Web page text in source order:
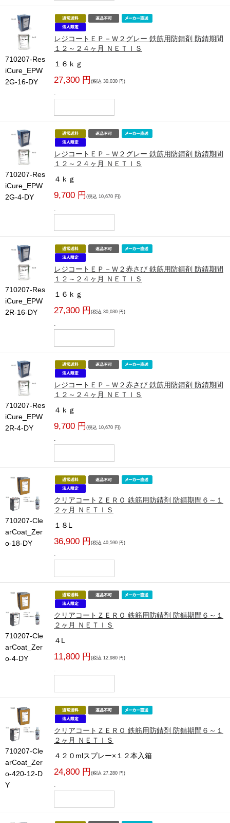
710207-Res
iCure_EPW
2G-16-DY
レジコートＥＰ－Ｗ２グレー 鉄筋用防錆剤 防錆期間
１２～２４ヶ月 ＮＥＴＩＳ
１６ｋｇ
27,300 円 (税込 30,030 円)
-
710207-Res
iCure_EPW
2G-4-DY
レジコートＥＰ－Ｗ２グレー 鉄筋用防錆剤 防錆期間
１２～２４ヶ月 ＮＥＴＩＳ
４ｋｇ
9,700 円 (税込 10,670 円)
-
710207-Res
iCure_EPW
2R-16-DY
レジコートＥＰ－Ｗ２赤さび 鉄筋用防錆剤 防錆期間
１２～２４ヶ月 ＮＥＴＩＳ
１６ｋｇ
27,300 円 (税込 30,030 円)
-
710207-Res
iCure_EPW
2R-4-DY
レジコートＥＰ－Ｗ２赤さび 鉄筋用防錆剤 防錆期間
１２～２４ヶ月 ＮＥＴＩＳ
４ｋｇ
9,700 円 (税込 10,670 円)
-
710207-Cle
arCoat_Zer
o-18-DY
クリアコートＺＥＲＯ 鉄筋用防錆剤 防錆期間６～１
２ヶ月 ＮＥＴＩＳ
１８L
36,900 円 (税込 40,590 円)
-
710207-Cle
arCoat_Zer
o-4-DY
クリアコートＺＥＲＯ 鉄筋用防錆剤 防錆期間６～１
２ヶ月 ＮＥＴＩＳ
４L
11,800 円 (税込 12,980 円)
-
710207-Cle
arCoat_Zer
o-420-12-D
Y
クリアコートＺＥＲＯ 鉄筋用防錆剤 防錆期間６～１
２ヶ月 ＮＥＴＩＳ
４２０mlスプレー×１２本入箱
24,800 円 (税込 27,280 円)
-